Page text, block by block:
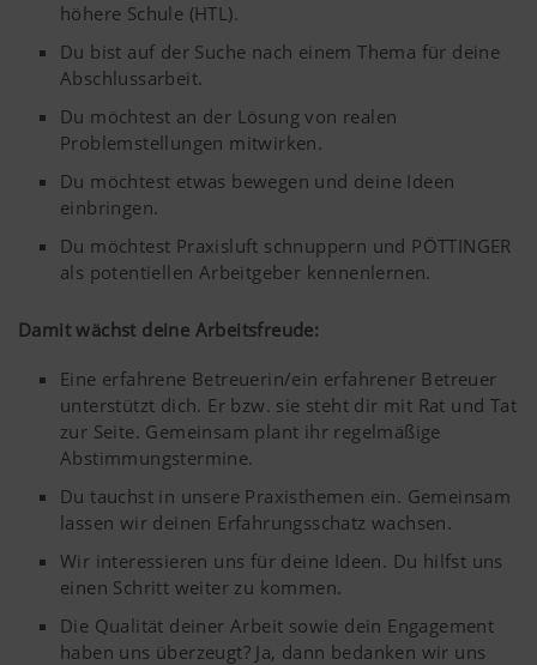
höhere Schule (HTL).
Du bist auf der Suche nach einem Thema für deine
Abschlussarbeit.
Du möchtest an der Lösung von realen
Problemstellungen mitwirken.
Du möchtest etwas bewegen und deine Ideen
einbringen.
Du möchtest Praxisluft schnuppern und PÖTTINGER
als potentiellen Arbeitgeber kennenlernen.
Damit wächst deine Arbeitsfreude:
Eine erfahrene Betreuerin/ein erfahrener Betreuer
unterstützt dich. Er bzw. sie steht dir mit Rat und Tat
zur Seite. Gemeinsam plant ihr regelmäßige
Abstimmungstermine.
Du tauchst in unsere Praxisthemen ein. Gemeinsam
lassen wir deinen Erfahrungsschatz wachsen.
Wir interessieren uns für deine Ideen. Du hilfst uns
einen Schritt weiter zu kommen.
Die Qualität deiner Arbeit sowie dein Engagement
haben uns überzeugt? Ja, dann bedanken wir uns